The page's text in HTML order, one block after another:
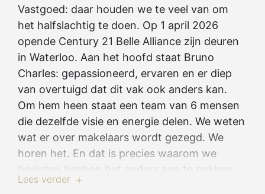
Vastgoed: daar houden we te veel van om
het halfslachtig te doen. Op 1 april 2026
opende Century 21 Belle Alliance zijn deuren
in Waterloo. Aan het hoofd staat Bruno
Charles: gepassioneerd, ervaren en er diep
van overtuigd dat dit vak ook anders kan.
Om hem heen staat een team van 6 mensen
die dezelfde visie en energie delen. We weten
wat er over makelaars wordt gezegd. We
horen het. En dat is precies waarom we
besloten hebben het anders aan te pakken.
Bij Century 21 Belle Alliance gaan we, als we
Lees verder